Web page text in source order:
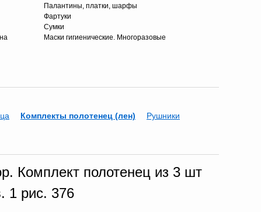
Палантины, платки, шарфы
Фартуки
Сумки
Маски гигиенические. Многоразовые
Комплекты полотенец (лен)
Рушники
Комплект полотенец из 3 шт
1 рис. 376